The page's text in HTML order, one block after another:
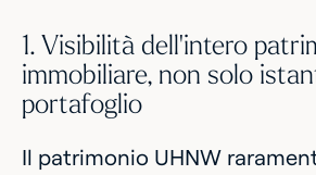
1. Visibilità dell'intero
immobiliare, non solo
portafoglio
Il patrimonio UHNW